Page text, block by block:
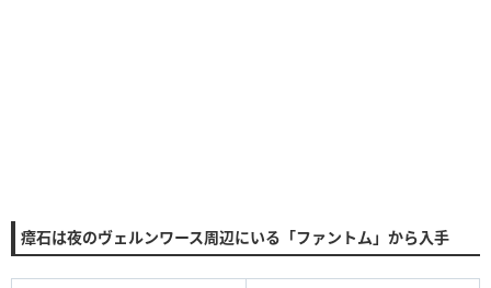
瘴石は夜のヴェルンワース周辺にいる「ファントム」から入手